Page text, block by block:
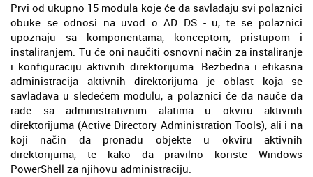
Prvi od ukupno 15 modula koje će da savladaju svi polaznici
obuke se odnosi na uvod o AD DS - u, te se polaznici
upoznaju sa komponentama, konceptom, pristupom i
instaliranjem. Tu će oni naučiti osnovni način za instaliranje
i konfiguraciju aktivnih direktorijuma. Bezbedna i efikasna
administracija aktivnih direktorijuma je oblast koja se
savladava u sledećem modulu, a polaznici će da nauče da
rade sa administrativnim alatima u okviru aktivnih
direktorijuma (Active Directory Administration Tools), ali i na
koji način da pronađu objekte u okviru aktivnih
direktorijuma, te kako da pravilno koriste Windows
PowerShell za njihovu administraciju.